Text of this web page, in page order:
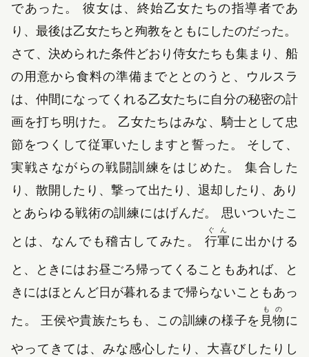
であった。 彼女は、終始乙女たちの指導者であ
り、最後は乙女たちと殉教をともにしたのだった。
さて、決められた条件どおり侍女たちも集まり、船
の用意から食料の準備までととのうと、ウルスラ
は、仲間になってくれる乙女たちに自分の秘密の計
画を打ち明けた。 乙女たちはみな、騎士として忠
節をつくして従軍いたしますと誓った。 そして、
実戦さながらの戦闘訓練をはじめた。 集合した
り、散開したり、撃って出たり、退却したり、あり
とあらゆる戦術の訓練にはげんだ。 思いついたこ
とは、なんでも稽古してみた。 行軍
ぐん
に出かける
と、ときにはお昼ごろ帰ってくることもあれば、と
きにはほとんど日が暮れるまで帰らないこともあっ
た。 王侯や貴族たちも、この訓練の様子を 見物
もの
に
やってきては、みな感心したり、大喜びしたりし